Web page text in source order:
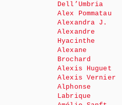
Dell’Umbria
Alex Pommatau
Alexandra J.
Alexandre
Hyacinthe
Alexane
Brochard
Alexis Huguet
Alexis Vernier
Alphonse
Labrique